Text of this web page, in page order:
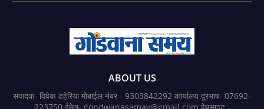
ABOUT US
संपादक- विवेक डहेरिया मोबाईल नंबर - 9303842292 कार्यालय दूरभाष- 07692-